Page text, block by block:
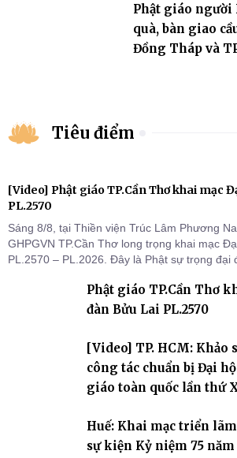
Phật giáo người
quà, bàn giao
Đồng Tháp và
Tiêu điểm
[Video] Phật giáo TP.Cần Thơ khai mạc
PL.2570
Sáng 8/8, tại Thiền viện Trúc Lâm Phương
GHPGVN TP.Cần Thơ long trọng khai mạc
PL.2570 – PL.2026. Đây là Phật sự trọng đại
thứ I, thể hiện sự quan tâm đối với công tác
Tăng tài và tiếp nối mạng mạch Tăng-g
Phật giáo TP.Cần Thơ
đàn Bửu Lai PL.2570
[Video] TP. HCM:
công tác chuẩn bị Đại
giáo toàn quốc lần thứ
Huế: Khai mạc triển
sự kiện Kỷ niệm 75